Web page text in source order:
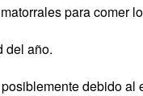
para comer
del año.
debido al